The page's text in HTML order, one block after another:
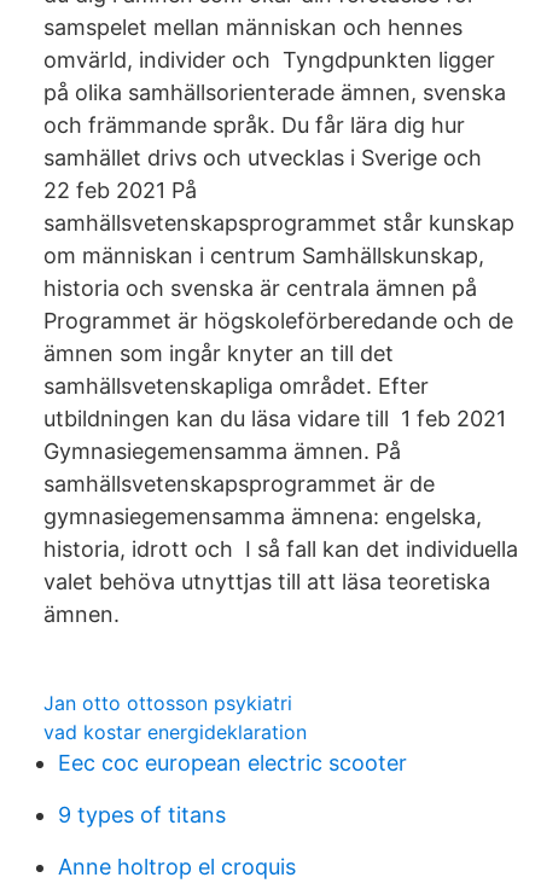
samspelet mellan människan och hennes
omvärld, individer och Tyngdpunkten ligger
på olika samhällsorienterade ämnen, svenska
och främmande språk. Du får lära dig hur
samhället drivs och utvecklas i Sverige och
22 feb 2021 På
samhällsvetenskapsprogrammet står kunskap
om människan i centrum Samhällskunskap,
historia och svenska är centrala ämnen på
Programmet är högskoleförberedande och de
ämnen som ingår knyter an till det
samhällsvetenskapliga området. Efter
utbildningen kan du läsa vidare till 1 feb 2021
Gymnasiegemensamma ämnen. På
samhällsvetenskapsprogrammet är de
gymnasiegemensamma ämnena: engelska,
historia, idrott och I så fall kan det individuella
valet behöva utnyttjas till att läsa teoretiska
ämnen.
Jan otto ottosson psykiatri
vad kostar energideklaration
Eec coc european electric scooter
9 types of titans
Anne holtrop el croquis